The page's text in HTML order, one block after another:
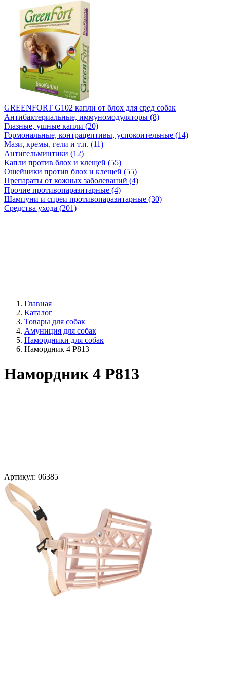
GREENFORT G102 капли от блох для сред собак
Антибактериальные, иммуномодуляторы (8)
Глазные, ушные капли (20)
Гормональные, контрацептивы, успокоительные (14)
Мази, кремы, гели и т.п. (11)
Антигельминтики (12)
Капли против блох и клещей (55)
Ошейники против блох и клещей (55)
Препараты от кожных заболеваний (4)
Прочие противопаразитарные (4)
Шампуни и спреи противопаразитарные (30)
Средства ухода (201)
Главная
Каталог
Товары для собак
Амуниция для собак
Намордники для собак
Намордник 4 Р813
Намордник 4 Р813
Артикул: 06385